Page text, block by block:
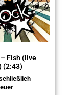
Fish (live
(2:43)